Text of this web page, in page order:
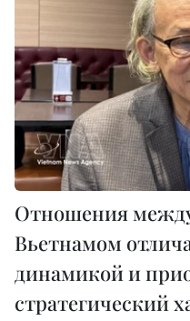
Отношения
Вьетнамом
динамикой и
стратегический